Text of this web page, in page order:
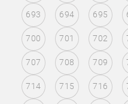
693 694 695
700 701 702
707 708 709
714 715 716